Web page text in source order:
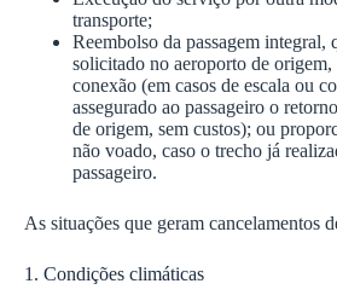
transporte;
Reembolso da passagem integral,
solicitado no aeroporto de origem,
conexão (em casos de escala ou
assegurado ao passageiro o
de origem, sem custos); ou
não voado, caso o trecho já
passageiro.
As situações que geram cancelamentos
1. Condições climáticas